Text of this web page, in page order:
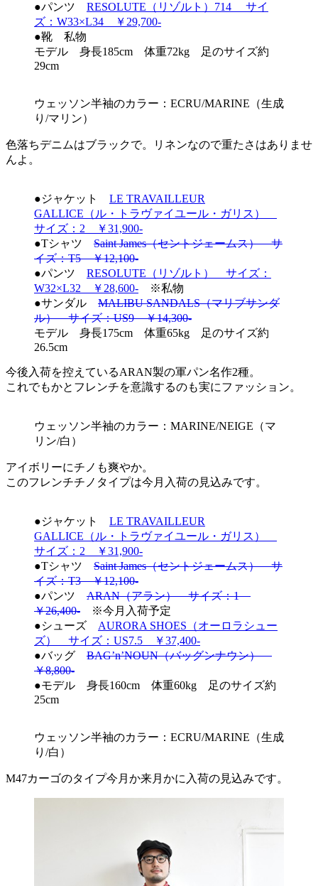
●パンツ RESOLUTE（リゾルト）714 サイ
ズ：W33×L34 ￥29,700-
●靴 私物
モデル 身長185cm 体重72kg 足のサイズ約
29cm
ウェッソン半袖のカラー：ECRU/MARINE（生成
り/マリン）
色落ちデニムはブラックで。リネンなので重たさはありませ
んよ。
●ジャケット LE TRAVAILLEUR
GALLICE（ル・トラヴァイユール・ガリス）
サイズ：2 ￥31,900-
●Tシャツ Saint James（セントジェームス） サ
イズ：T5 ￥12,100-
●パンツ RESOLUTE（リゾルト） サイズ：
W32×L32 ￥28,600- ※私物
●サンダル MALIBU SANDALS（マリブサンダ
ル） サイズ：US9 ￥14,300-
モデル 身長175cm 体重65kg 足のサイズ約
26.5cm
今後入荷を控えているARAN製の軍パン名作2種。
これでもかとフレンチを意識するのも実にファッション。
ウェッソン半袖のカラー：MARINE/NEIGE（マ
リン/白）
アイボリーにチノも爽やか。
このフレンチチノタイプは今月入荷の見込みです。
●ジャケット LE TRAVAILLEUR
GALLICE（ル・トラヴァイユール・ガリス）
サイズ：2 ￥31,900-
●Tシャツ Saint James（セントジェームス） サ
イズ：T3 ￥12,100-
●パンツ ARAN（アラン） サイズ：1
￥26,400- ※今月入荷予定
●シューズ AURORA SHOES（オーロラシュー
ズ） サイズ：US7.5 ￥37,400-
●バッグ BAG’n’NOUN（バッグンナウン）
￥8,800-
●モデル 身長160cm 体重60kg 足のサイズ約
25cm
ウェッソン半袖のカラー：ECRU/MARINE（生成
り/白）
M47カーゴのタイプ今月か来月かに入荷の見込みです。